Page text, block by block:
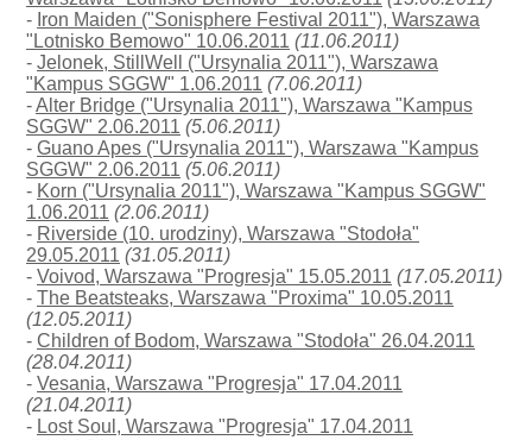
- Iron Maiden ("Sonisphere Festival 2011"), Warszawa
"Lotnisko Bemowo" 10.06.2011 (11.06.2011)
-Jelonek, StillWell ("Ursynalia 2011"), Warszawa
"Kampus SGGW" 1.06.2011 (7.06.2011)
-Alter Bridge ("Ursynalia 2011"), Warszawa "Kampus
SGGW" 2.06.2011 (5.06.2011)
-Guano Apes ("Ursynalia 2011"), Warszawa "Kampus
SGGW" 2.06.2011 (5.06.2011)
- Korn ("Ursynalia 2011"), Warszawa "Kampus SGGW"
1.06.2011 (2.06.2011)
- Riverside (10. urodziny), Warszawa "Stodoła"
29.05.2011 (31.05.2011)
-Voivod, Warszawa "Progresja" 15.05.2011 (17.05.2011)
-The Beatsteaks, Warszawa "Proxima" 10.05.2011
(12.05.2011)
-Children of Bodom, Warszawa "Stodoła" 26.04.2011
(28.04.2011)
-Vesania, Warszawa "Progresja" 17.04.2011
(21.04.2011)
- Lost Soul, Warszawa "Progresja" 17.04.2011